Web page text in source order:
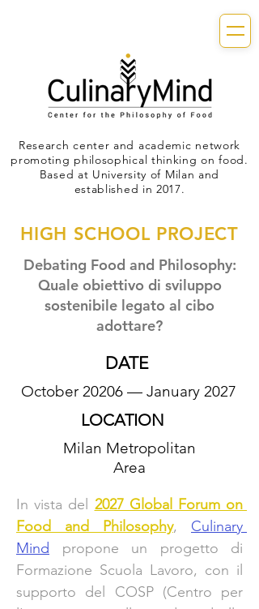
Research center and academic network
promoting philosophical thinking on food.
Based at University of Milan and
established in 2017.
HIGH SCHOOL PROJECT
Debating Food and Philosophy:
Quale obiettivo di sviluppo
sostenibile legato al cibo
adottare?
DATE
October 20206 — January 2027
LOCATION
Milan Metropolitan
Area
In vista del 2027 Global Forum on
Food and Philosophy, Culinary
Mind
propone un progetto di
Formazione Scuola Lavoro, con il
supporto del COSP (Centro per